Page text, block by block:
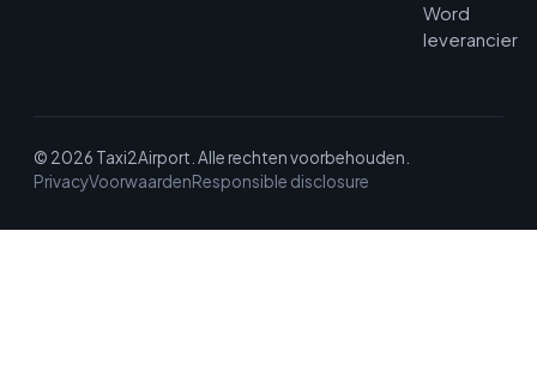
Word
leverancier
© 2026 Taxi2Airport. Alle rechten voorbehouden.
PrivacyVoorwaardenResponsible disclosure